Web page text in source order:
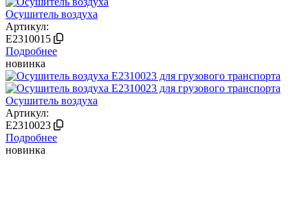
Осушитель воздуха
Артикул:
E2310015
Подробнее
новинка
Осушитель воздуха
Артикул:
E2310023
Подробнее
новинка